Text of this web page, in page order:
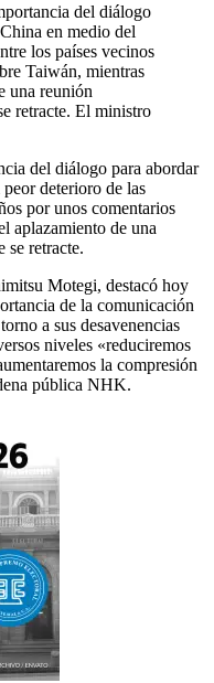
del diálogo
en medio del
los países vecinos
Taiwán, mientras
una reunión
retracte. El ministro
del diálogo para abordar
deterioro de las
por unos comentarios
aplazamiento de una
retracte.
Motegi, destacó hoy
de la comunicación
a sus desavenencias
niveles «reduciremos
la compresión
pública NHK.